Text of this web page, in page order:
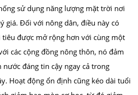
sử dụng năng lượng mặt trời nơi
giá. Đối với nông dân, điều này có
được mở rộng hơn với cùng một
các cộng đồng nông thôn, nó đảm
nước đáng tin cậy ngay cả trong
Hoạt động ổn định cũng kéo dài tuổi